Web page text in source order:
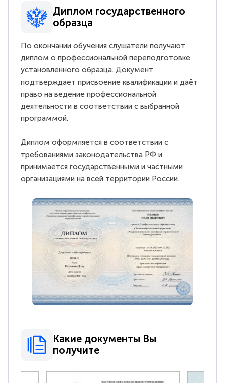
Диплом государственного
образца
По окончании обучения слушатели получают
диплом о профессиональной переподготовке
установленного образца. Документ
подтверждает присвоение квалификации и даёт
право на ведение профессиональной
деятельности в соответствии с выбранной
программой.
Диплом оформляется в соответствии с
требованиями законодательства РФ и
принимается государственными и частными
организациями на всей территории России.
Какие документы Вы
получите